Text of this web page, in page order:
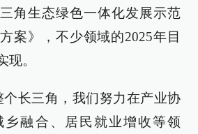
角生态绿色一体化发展示范
案》，不少领域的2025年目
现。
个长三角，我们努力在产业协
乡融合、居民就业增收等领